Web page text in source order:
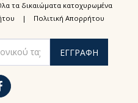
τα δικαιώματα κατοχυρωμένα
| Πολιτική Απορρήτου
ΕΓΓΡΑΦΉ